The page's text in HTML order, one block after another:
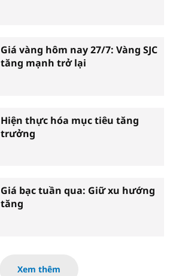
Giá vàng hôm nay 27/7: Vàng SJC
tăng mạnh trở lại
Hiện thực hóa mục tiêu tăng
trưởng
Giá bạc tuần qua: Giữ xu hướng
tăng
Xem thêm